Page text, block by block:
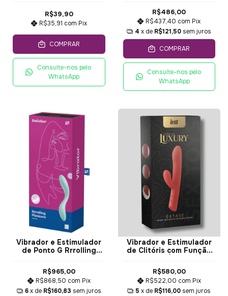
R$39,90
R$35,91 com Pix
COMPRAR
Consulte-nos pelo
WhatsApp
R$486,00
R$437,40 com Pix
4 x de R$121,50 sem juros
COMPRAR
Consulte-nos pelo
WhatsApp
Vibrador e Estimulador
de Ponto G Rrrolling
R$965,00
R$868,50 com Pix
6 x de R$160,83 sem juros
Vibrador e Estimulador
de Clitóris com Função
R$580,00
R$522,00 com Pix
5 x de R$116,00 sem juros